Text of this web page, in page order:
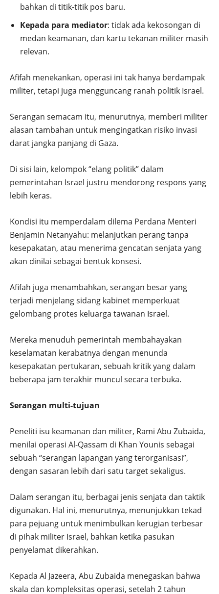
bahkan di titik-titik pos baru.
Kepada para mediator: tidak ada kekosongan di
medan keamanan, dan kartu tekanan militer masih
relevan.
Afifah menekankan, operasi ini tak hanya berdampak
militer, tetapi juga mengguncang ranah politik Israel.
Serangan semacam itu, menurutnya, memberi militer
alasan tambahan untuk mengingatkan risiko invasi
darat jangka panjang di Gaza.
Di sisi lain, kelompok “elang politik” dalam
pemerintahan Israel justru mendorong respons yang
lebih keras.
Kondisi itu memperdalam dilema Perdana Menteri
Benjamin Netanyahu: melanjutkan perang tanpa
kesepakatan, atau menerima gencatan senjata yang
akan dinilai sebagai bentuk konsesi.
Afifah juga menambahkan, serangan besar yang
terjadi menjelang sidang kabinet memperkuat
gelombang protes keluarga tawanan Israel.
Mereka menuduh pemerintah membahayakan
keselamatan kerabatnya dengan menunda
kesepakatan pertukaran, sebuah kritik yang dalam
beberapa jam terakhir muncul secara terbuka.
Serangan multi-tujuan
Peneliti isu keamanan dan militer, Rami Abu Zubaida,
menilai operasi Al-Qassam di Khan Younis sebagai
sebuah “serangan lapangan yang terorganisasi”,
dengan sasaran lebih dari satu target sekaligus.
Dalam serangan itu, berbagai jenis senjata dan taktik
digunakan. Hal ini, menurutnya, menunjukkan tekad
para pejuang untuk menimbulkan kerugian terbesar
di pihak militer Israel, bahkan ketika pasukan
penyelamat dikerahkan.
Kepada Al Jazeera, Abu Zubaida menegaskan bahwa
skala dan kompleksitas operasi, setelah 2 tahun